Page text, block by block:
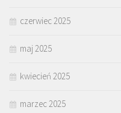
czerwiec 2025
maj 2025
kwiecień 2025
marzec 2025